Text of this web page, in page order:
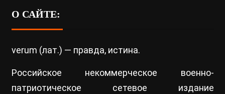
О САЙТЕ:
verum (лат.) — правда, истина.
Российское некоммерческое военно-
патриотическое сетевое издание